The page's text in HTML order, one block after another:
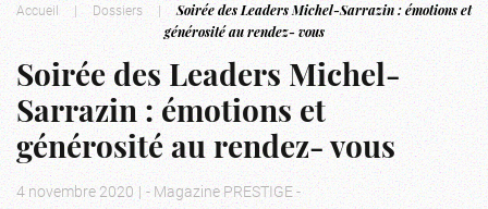
Accueil | Dossiers |
Soirée des Leaders Michel-Sarrazin : émotions et
générosité au rendez- vous
Soirée des Leaders Michel-
Sarrazin : émotions et
générosité au rendez- vous
4 novembre 2020 | - Magazine PRESTIGE -